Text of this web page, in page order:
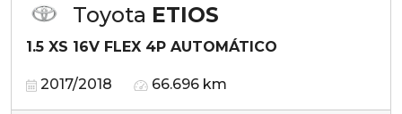
Toyota ETIOS
1.5 XS 16V FLEX 4P AUTOMÁTICO
2017/2018 66.696 km